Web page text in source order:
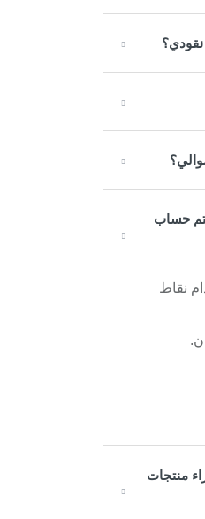
حساب
نقاط
منتجات